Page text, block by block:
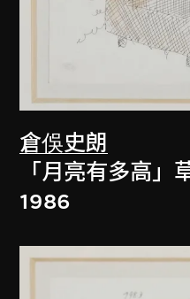
倉俁史朗
「月亮有多高」
1986